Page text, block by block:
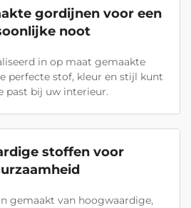
gordijnen voor een
noot
in op maat gemaakte
perfecte stof, kleur en stijl kunt
past bij uw interieur.
stoffen voor
gemaakt van hoogwaardige,